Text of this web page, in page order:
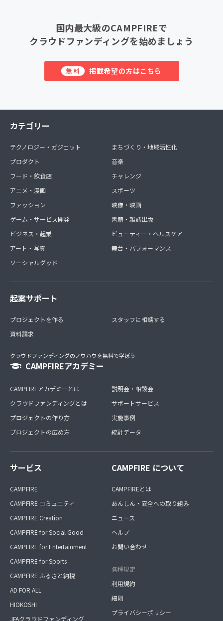
国内最大級のCAMPFIREで
クラウドファンディングを始めましょう
無料 掲載希望の方はこちら
カテゴリー
テクノロジー・ガジェット
プロダクト
フード・飲食店
アニメ・漫画
ファッション
ゲーム・サービス開発
ビジネス・起業
アート・写真
ソーシャルグッド
まちづくり・地域活性化
音楽
チャレンジ
スポーツ
映像・映画
書籍・雑誌出版
ビューティー・ヘルスケア
舞台・パフォーマンス
起案サポート
プロジェクトを作る
資料請求
スタッフに相談する
クラウドファンディングのノウハウを無料で学ぼう
CAMPFIREアカデミー
CAMPFIREアカデミーとは
クラウドファンディングとは
プロジェクトの作り方
プロジェクトの広め方
説明会・相談会
サポートサービス
実施事例
統計データ
サービス
CAMPFIRE
CAMPFIRE コミュニティ
CAMPFIRE Creation
CAMPFIRE for Social Good
CAMPFIRE for Entertainment
CAMPFIRE for Sports
CAMPFIRE ふるさと納税
AD FOR ALL
HIOKOSHI
JFAクラウドファンディング
CAMPFIRE について
CAMPFIREとは
あんしん・安全への取り組み
ニュース
ヘルプ
お問い合わせ
各種規定
利用規約
細則
プライバシーポリシー